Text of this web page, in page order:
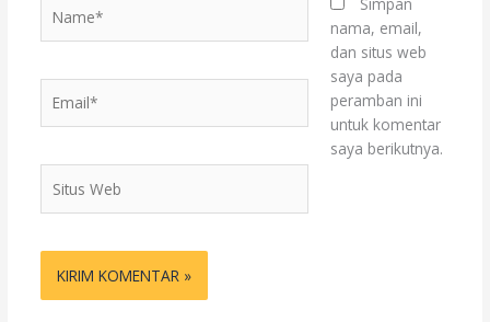
Web
Simpan
nama, email,
dan situs web
saya pada
peramban ini
untuk komentar
saya berikutnya.